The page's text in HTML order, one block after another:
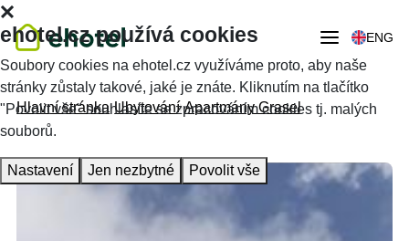
ENG
Hlavní stránka Ubytování Apartmány Grasel
ehotel.cz používá cookies
Soubory cookies na ehotel.cz využíváme proto, aby naše
stránky zůstaly takové, jaké je znáte. Kliknutím na tlačítko
"Povolit vše" souhlasíte se zpracováním cookies tj. malých
souborů.
Nastavení Jen nezbytné Povolit vše